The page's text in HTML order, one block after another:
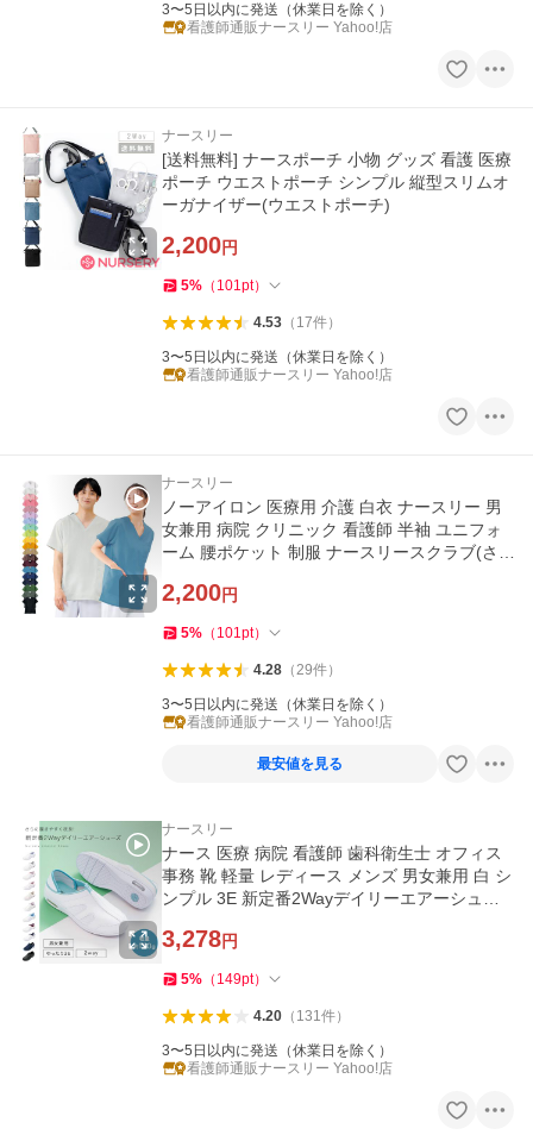
3〜5日以内に発送（休業日を除く）
看護師通販ナースリー Yahoo!店
ナースリー
[送料無料] ナースポーチ 小物 グッズ 看護 医療
ポーチ ウエストポーチ シンプル 縦型スリムオ
ーガナイザー(ウエストポーチ)
2,200円
5% （ 101pt）
4.53（ 17件）
3〜5日以内に発送（休業日を除く）
看護師通販ナースリー Yahoo!店
ナースリー
ノーアイロン 医療用 介護 白衣 ナースリー 男
女兼用 病院 クリニック 看護師 半袖 ユニフォ
ーム 腰ポケット 制服 ナースリースクラブ(さ
2,200円
5% （ 101pt）
4.28（29件）
3〜5日以内に発送（休業日を除く）
看護師通販ナースリー Yahoo!店
最安値を見る
ナースリー
ナース 医療 病院 看護師 歯科衛生士 オフィス
事務 靴 軽量 レディース メンズ 男女兼用 白 シ
ンプル 3E 新定番2Wayデイリーエアーシュー
3,278円
5% （ 149pt）
4.20（ 131件）
3〜5日以内に発送（休業日を除く）
看護師通販ナースリー Yahoo!店